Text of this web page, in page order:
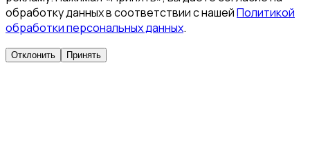
обработку данных в соответствии с нашейПолитикой
обработки персональных данных.
Отклонить Принять